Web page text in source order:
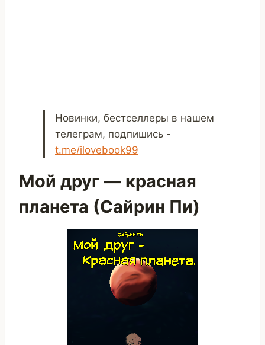
Новинки, бестселлеры в нашем
телеграм, подпишись -
t.me/ilovebook99
Мой друг — красная
планета (Сайрин Пи)